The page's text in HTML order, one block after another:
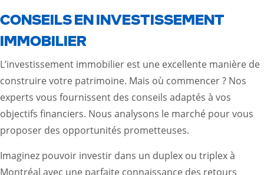
CONSEILS EN INVESTISSEMENT
IMMOBILIER
L’investissement immobilier est une excellente manière de
construire votre patrimoine. Mais où commencer ? Nos
experts vous fournissent des conseils adaptés à vos
objectifs financiers. Nous analysons le marché pour vous
proposer des opportunités prometteuses.
Imaginez pouvoir investir dans un duplex ou triplex à
Montréal avec une parfaite connaissance des retours